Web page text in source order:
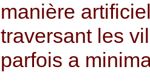
manière
traversant les
parfois a